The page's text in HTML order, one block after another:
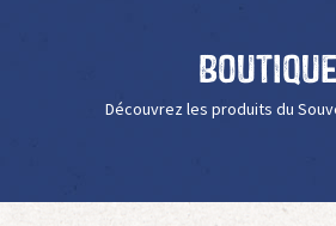
Boutique
Découvrez les produits du